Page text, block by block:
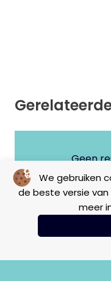
We gebruiken
de beste versie van
meer
Geen